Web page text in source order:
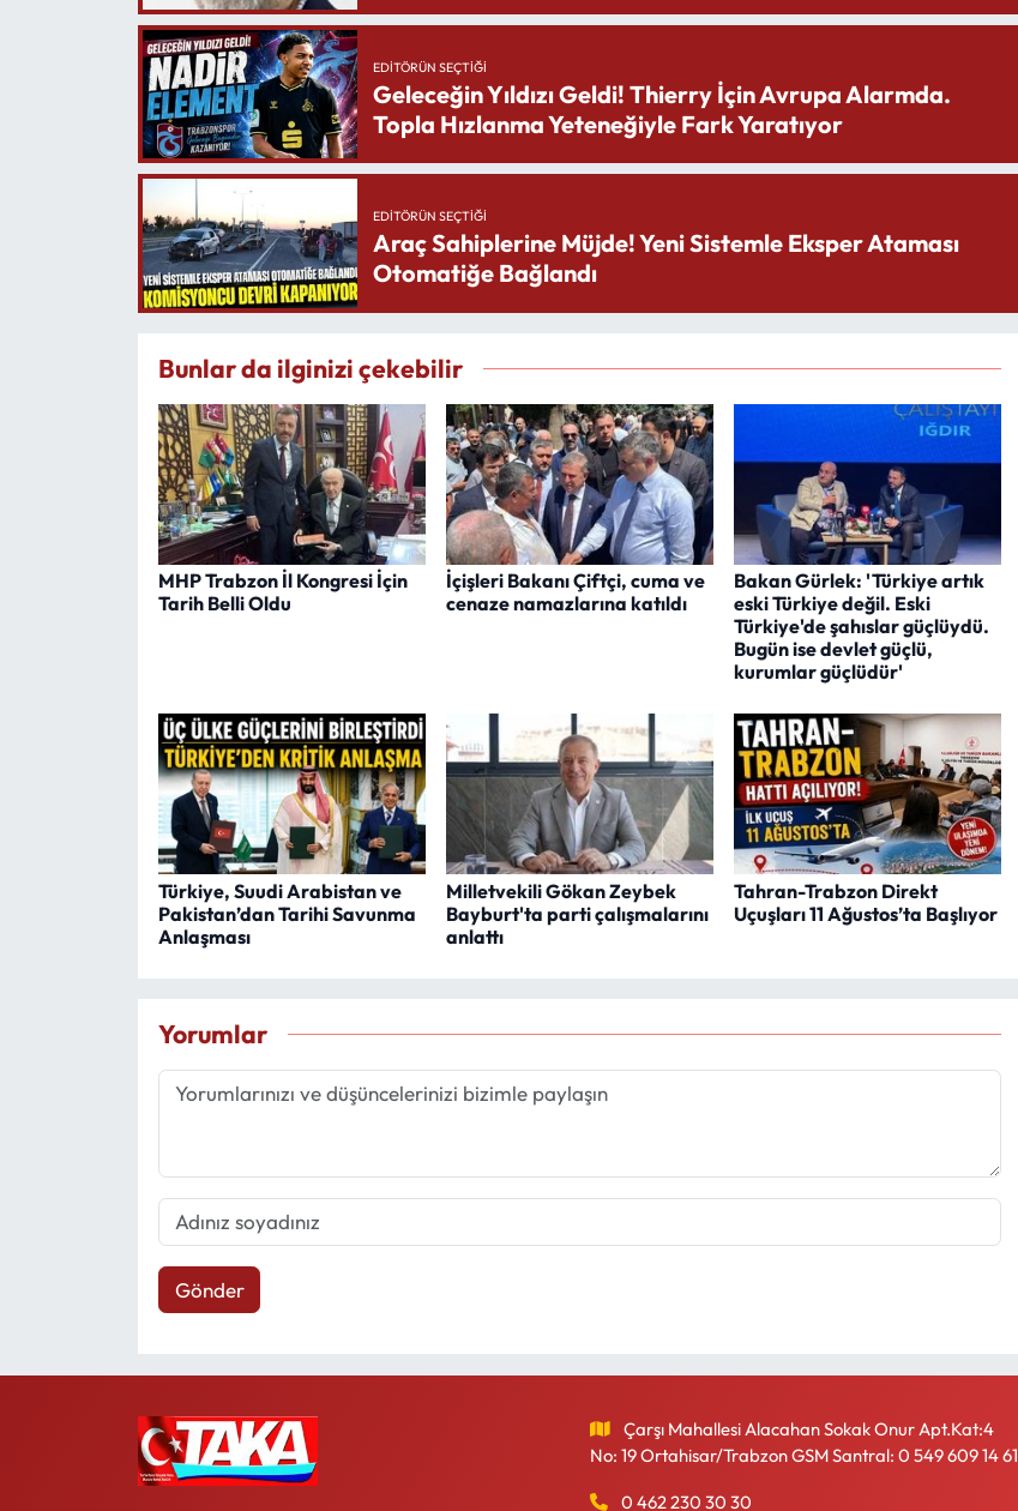
EDITÖRÜN SEÇTIĞI
Geleceğin Yıldızı Geldi! Thierry İçin Avrupa Alarmda.
Topla Hızlanma Yeteneğiyle Fark Yaratıyor
EDITÖRÜN SEÇTIĞI
Araç Sahiplerine Müjde! Yeni Sistemle Eksper Ataması
Otomatiğe Bağlandı
Bunlar da ilginizi çekebilir
MHP Trabzon İl Kongresi İçin
Tarih Belli Oldu
İçişleri Bakanı Çiftçi, cuma ve
cenaze namazlarına katıldı
Bakan Gürlek: 'Türkiye artık
eski Türkiye değil. Eski
Türkiye'de şahıslar güçlüydü.
Bugün ise devlet güçlü,
kurumlar güçlüdür'
Türkiye, Suudi Arabistan ve
Pakistan’dan Tarihi Savunma
Anlaşması
Milletvekili Gökan Zeybek
Bayburt'ta parti çalışmalarını
anlattı
Tahran-Trabzon Direkt
Uçuşları 11 Ağustos’ta Başlıyor
Yorumlar
Gönder
Çarşı Mahallesi Alacahan Sokak Onur Apt.Kat:4
No: 19 Ortahisar/Trabzon GSM Santral: 0 549 609 14 61
0 462 230 30 30